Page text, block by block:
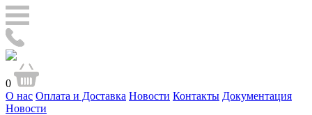
0
О нас Оплата и Доставка Новости Контакты Документация
Новости